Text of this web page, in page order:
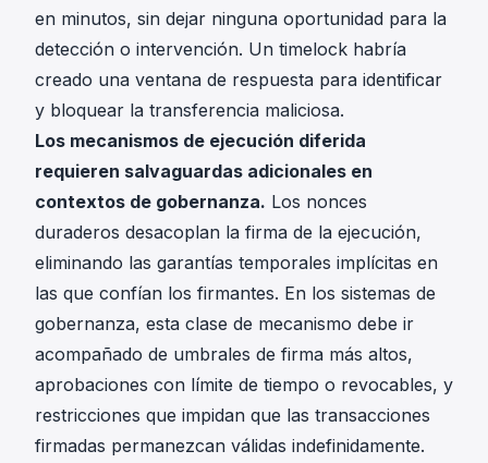
en minutos, sin dejar ninguna oportunidad para la
detección o intervención. Un timelock habría
creado una ventana de respuesta para identificar
y bloquear la transferencia maliciosa.
Los mecanismos de ejecución diferida
requieren salvaguardas adicionales en
contextos de gobernanza. Los nonces
duraderos desacoplan la firma de la ejecución,
eliminando las garantías temporales implícitas en
las que confían los firmantes. En los sistemas de
gobernanza, esta clase de mecanismo debe ir
acompañado de umbrales de firma más altos,
aprobaciones con límite de tiempo o revocables, y
restricciones que impidan que las transacciones
firmadas permanezcan válidas indefinidamente.